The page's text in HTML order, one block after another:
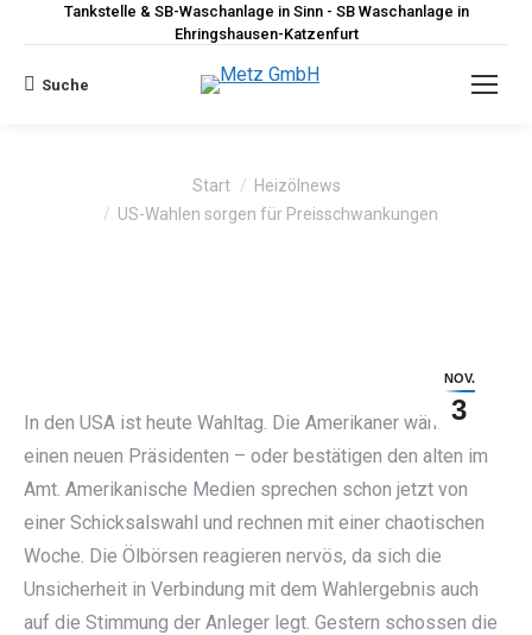
Tankstelle & SB-Waschanlage in Sinn - SB Waschanlage in
Ehringshausen-Katzenfurt
Search:
Suche
Sie befinden sich hier:Start
Heizölnews
US-Wahlen sorgen für Preisschwankungen
NOV.
3
In den USA ist heute Wahltag. Die Amerikaner wählen
einen neuen Präsidenten – oder bestätigen den alten im
Amt. Amerikanische Medien sprechen schon jetzt von
einer Schicksalswahl und rechnen mit einer chaotischen
Woche. Die Ölbörsen reagieren nervös, da sich die
Unsicherheit in Verbindung mit dem Wahlergebnis auch
auf die Stimmung der Anleger legt. Gestern schossen die